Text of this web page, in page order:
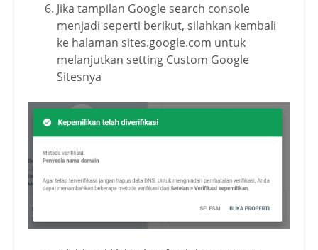
Jika tampilan Google search console
menjadi seperti berikut, silahkan kembali
ke halaman sites.google.com untuk
melanjutkan setting Custom Google
Sitesnya